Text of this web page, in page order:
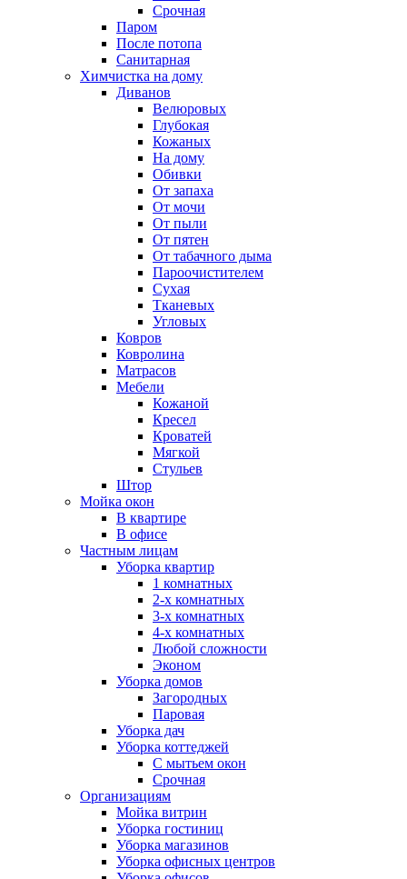
Срочная
Паром
После потопа
Санитарная
Химчистка на дому
Диванов
Велюровых
Глубокая
Кожаных
На дому
Обивки
От запаха
От мочи
От пыли
От пятен
От табачного дыма
Пароочистителем
Сухая
Тканевых
Угловых
Ковров
Ковролина
Матрасов
Мебели
Кожаной
Кресел
Кроватей
Мягкой
Стульев
Штор
Мойка окон
В квартире
В офисе
Частным лицам
Уборка квартир
1 комнатных
2-х комнатных
3-х комнатных
4-х комнатных
Любой сложности
Эконом
Уборка домов
Загородных
Паровая
Уборка дач
Уборка коттеджей
С мытьем окон
Срочная
Организациям
Мойка витрин
Уборка гостиниц
Уборка магазинов
Уборка офисных центров